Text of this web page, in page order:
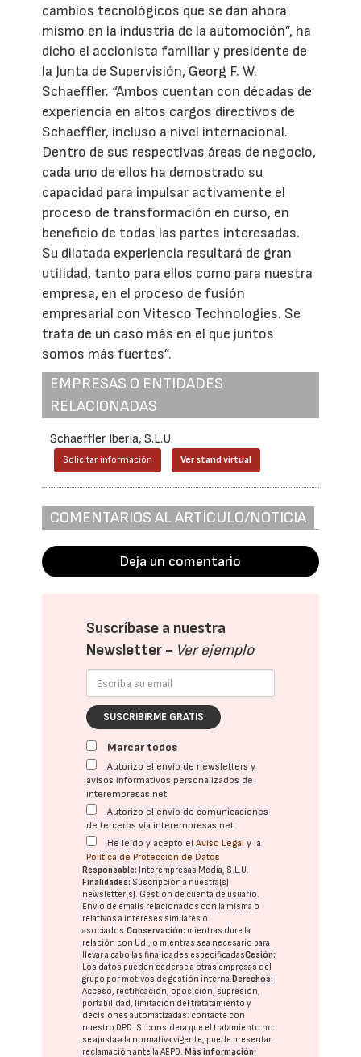
cambios tecnológicos que se dan ahora
mismo en la industria de la automoción”, ha
dicho el accionista familiar y presidente de
la Junta de Supervisión, Georg F. W.
Schaeffler. “Ambos cuentan con décadas de
experiencia en altos cargos directivos de
Schaeffler, incluso a nivel internacional.
Dentro de sus respectivas áreas de negocio,
cada uno de ellos ha demostrado su
capacidad para impulsar activamente el
proceso de transformación en curso, en
beneficio de todas las partes interesadas.
Su dilatada experiencia resultará de gran
utilidad, tanto para ellos como para nuestra
empresa, en el proceso de fusión
empresarial con Vitesco Technologies. Se
trata de un caso más en el que juntos
somos más fuertes”.
EMPRESAS O ENTIDADES
RELACIONADAS
Schaeffler Iberia, S.L.U.
Solicitar información Ver stand virtual
COMENTARIOS AL ARTÍCULO/NOTICIA
Deja un comentario
Suscríbase a nuestra
Newsletter - Ver ejemplo
SUSCRIBIRME GRATIS
Marcar todos
Autorizo el envío de newsletters y
avisos informativos personalizados de
interempresas.net
Autorizo el envío de comunicaciones
de terceros vía interempresas.net
He leído y acepto elAviso Legal y la
Política de Protección de Datos
Responsable: Interempresas Media, S.L.U.
Finalidades: Suscripción a nuestra(s)
newsletter(s). Gestión de cuenta de usuario.
Envío de emails relacionados con la misma o
relativos a intereses similares o
asociados.Conservación: mientras dure la
relación con Ud., o mientras sea necesario para
llevar a cabo las finalidades especificadasCesión:
Los datos pueden cederse a otras empresas del
grupo por motivos de gestión interna. Derechos:
Acceso, rectificación, oposición, supresión,
portabilidad, limitación del tratatamiento y
decisiones automatizadas: contacte con
nuestro DPD. Si considera que el tratamiento no
se ajusta a la normativa vigente, puede presentar
reclamación ante laAEPD. Más información: